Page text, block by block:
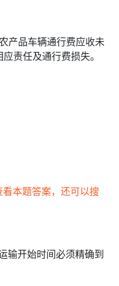
产品车辆通行费应收未
责任及通行费损失。
本题答案，还可以搜
输开始时间必须精确到